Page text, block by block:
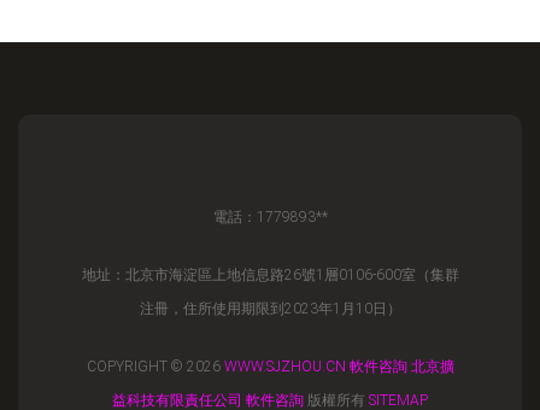
電話：1779893**
地址：北京市海淀區上地信息路26號1層0106-600室（集群
注冊，住所使用期限到2023年1月10日）
COPYRIGHT © 2026 WWW.SJZHOU.CN 軟件咨詢 北京擴
益科技有限責任公司 軟件咨詢 版權所有 SITEMAP